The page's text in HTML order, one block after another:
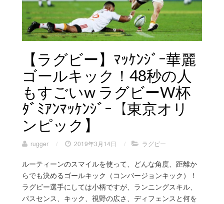
【ラグビー】ﾏｯｹﾝｼﾞｰ華麗
ゴールキック！48秒の人
もすごいw ラグビーW杯
ﾀﾞﾐｱﾝﾏｯｹﾝｼﾞｰ【東京オリ
ンピック】
rugger / 2019年3月14日 / ラグビー
ルーティーンのスマイルを使って、どんな角度、距離か
らでも決めるゴールキック（コンバージョンキック）！
ラグビー選手にしては小柄ですが、ランニングスキル、
パスセンス、キック、視野の広さ、ディフェンスと何を